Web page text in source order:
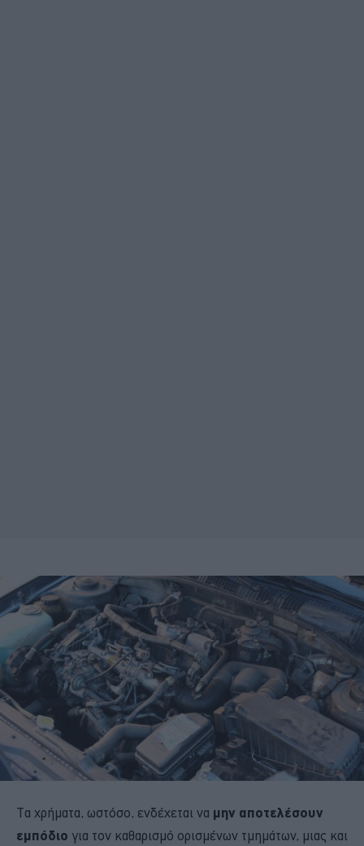
Τα χρήματα, ωστόσο, ενδέχεται να μην αποτελέσουν
εμπόδιο για τον καθαρισμό ορισμένων τμημάτων, μιας και